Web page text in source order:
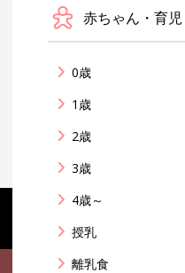
赤ちゃん・育児
0歳
1歳
2歳
3歳
4歳～
授乳
離乳食